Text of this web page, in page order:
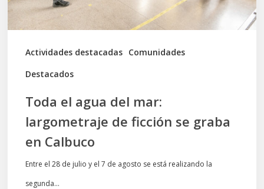
Actividades destacadas Comunidades
Destacados
ficción
se
graba
Toda el agua del mar:
largometraje de ficción se graba
en Calbuco
Entre el 28 de julio y el 7 de agosto se está realizando la
segunda…